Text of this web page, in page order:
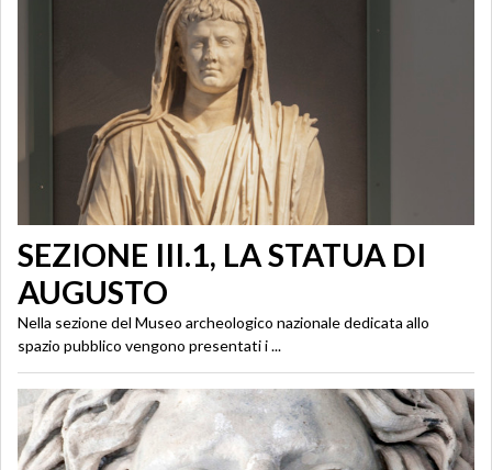
SEZIONE III.1, LA STATUA DI
AUGUSTO
Nella sezione del Museo archeologico nazionale dedicata allo
spazio pubblico vengono presentati i ...